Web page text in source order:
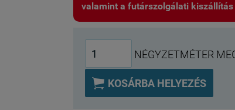
valamint a futárszolgálati kiszállítás
NÉGYZETMÉTER
 KOSÁRBA HELYEZÉS